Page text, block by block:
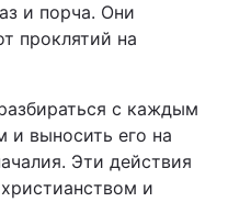
и порча. Они
проклятий на
с каждым
и выносить его на
Эти действия
и